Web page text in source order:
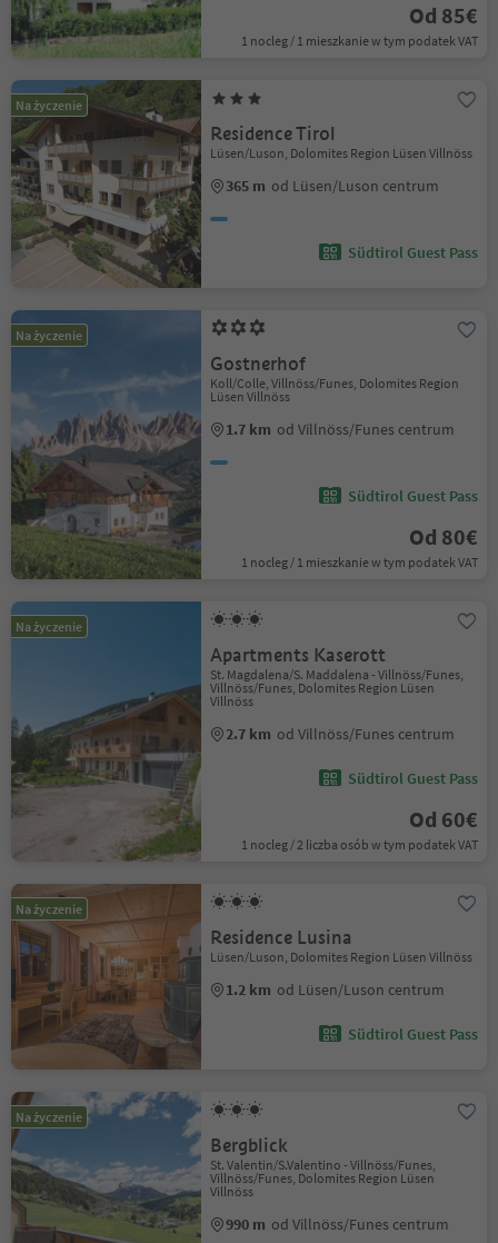
Od 85€
1 nocleg / 1 mieszkanie w tym podatek VAT
Na życzenie
Residence Tirol
Lüsen/Luson, Dolomites Region Lüsen Villnöss
365 m od Lüsen/Luson centrum
Südtirol Guest Pass
Na życzenie
Gostnerhof
Koll/Colle, Villnöss/Funes, Dolomites Region
Lüsen Villnöss
1.7 km od Villnöss/Funes centrum
Südtirol Guest Pass
Od 80€
1 nocleg / 1 mieszkanie w tym podatek VAT
Na życzenie
Apartments Kaserott
St. Magdalena/S. Maddalena - Villnöss/Funes,
Villnöss/Funes, Dolomites Region Lüsen
Villnöss
2.7 km od Villnöss/Funes centrum
Südtirol Guest Pass
Od 60€
1 nocleg / 2 liczba osób w tym podatek VAT
Na życzenie
Residence Lusina
Lüsen/Luson, Dolomites Region Lüsen Villnöss
1.2 km od Lüsen/Luson centrum
Südtirol Guest Pass
Na życzenie
Bergblick
St. Valentin/S.Valentino - Villnöss/Funes,
Villnöss/Funes, Dolomites Region Lüsen
Villnöss
990 m od Villnöss/Funes centrum